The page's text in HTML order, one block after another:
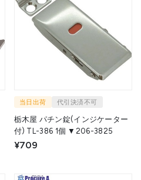
当日出荷 代引決済不可
栃木屋 パチン錠(インジケーター
付) TL-386 1個 ▼206-3825
¥709